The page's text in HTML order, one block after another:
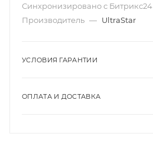
Синхронизировано с Битрикс24
Производитель — UltraStar
УСЛОВИЯ ГАРАНТИИ
ОПЛАТА И ДОСТАВКА